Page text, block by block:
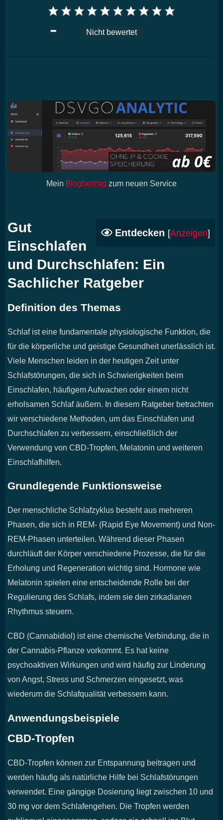
Nicht bewertet
Mein Blogbeitrag zum neuen Service
Entdecken [Anzeigen]
Gut
Einschlafen
und Durchschlafen: Ein
Sachlicher Ratgeber
Definition des Themas
Schlaf ist eine fundamentale physiologische Funktion, die
für die körperliche und geistige Gesundheit unerlässlich ist.
Viele Menschen leiden in der heutigen Zeit unter
Schlafstörungen, die sich in Schwierigkeiten beim
Einschlafen, häufigem Aufwachen oder einem nicht
erholsamen Schlaf äußern. In diesem Ratgeber betrachten
wir verschiedene Methoden, um das Einschlafen und
Durchschlafen zu verbessern, einschließlich der
Verwendung von CBD-Tropfen, Melatonin und weiteren
Einschlafhilfen.
Grundlegende Funktionsweise
Der menschliche Schlafzyklus besteht aus mehreren
Phasen, die sich in REM- (Rapid Eye Movement) und Non-
REM-Phasen unterteilen. Während dieser Phasen
durchläuft der Körper verschiedene Prozesse, die für die
Erholung und Regeneration wichtig sind. Hormone wie
Melatonin spielen eine entscheidende Rolle bei der
Regulierung des Schlafs, indem sie den zirkadianen
Rhythmus steuern.
CBD (Cannabidiol) ist eine chemische Verbindung, die in
der Cannabis-Pflanze vorkommt. Es hat keine
psychoaktiven Wirkungen und wird häufig zur Linderung
von Angst, Stress und Schmerzen eingesetzt, was
wiederum die Schlafqualität verbessern kann.
Anwendungsbeispiele
CBD-Tropfen
CBD-Tropfen können zur Entspannung beitragen und
werden häufig als natürliche Hilfe bei Schlafstörungen
verwendet. Eine gängige Dosierung liegt zwischen 10 und
30 mg vor dem Schlafengehen. Die Tropfen werden